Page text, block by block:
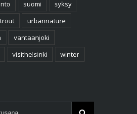
suomi
syksy
trout
urbannature
vantaanjoki
visithelsinki
winter